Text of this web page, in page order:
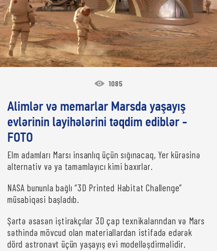
1085
Alimlər və memarlar Marsda yaşayış
evlərinin layihələrini təqdim ediblər -
FOTO
Elm adamları Marsı insanlıq üçün sığınacaq, Yer kürəsinə
alternativ və ya tamamlayıcı kimi baxırlar.
NASA bununla bağlı “3D Printed Habitat Challenge”
müsabiqəsi başladıb.
Şərtə əsasən iştirakçılar 3D çap texnikalarından və Mars
səthində mövcud olan materiallardan istifadə edərək
dörd astronavt üçün yaşayış evi modelləşdirməlidir.